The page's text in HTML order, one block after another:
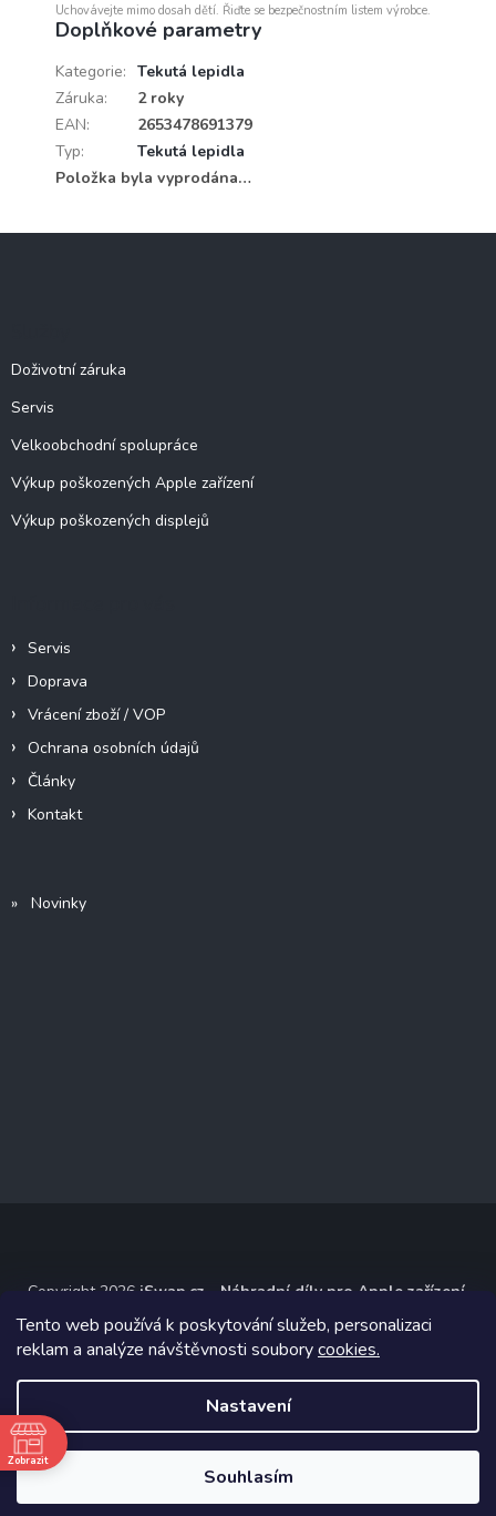
Tento web používá k poskytování služeb, personalizaci
reklam a analýze návštěvnosti souborycookies.
Nastavení
Souhlasím
Uchovávejte mimo dosah dětí. Řiďte se bezpečnostním listem výrobce.
Doplňkové parametry
Kategorie: Tekutá lepidla
Záruka:
2 roky
EAN:
2653478691379
Typ:
Tekutá lepidla
Položka byla vyprodána…
Doživotní záruka
Servis
Velkoobchodní spolupráce
Výkup poškozených Apple zařízení
Výkup poškozených displejů
Servis
Doprava
Vrácení zboží / VOP
Ochrana osobních údajů
Články
Kontakt
» Novinky
Copyright 2026 iSwap.cz - Náhradní díly pro Apple zařízení
Všechna práva vyhrazena.
Grafický návrh vytvořil a na Shoptet implementoval
Shoptetak.cz.
Vytvořil Shoptet
Zobrazit